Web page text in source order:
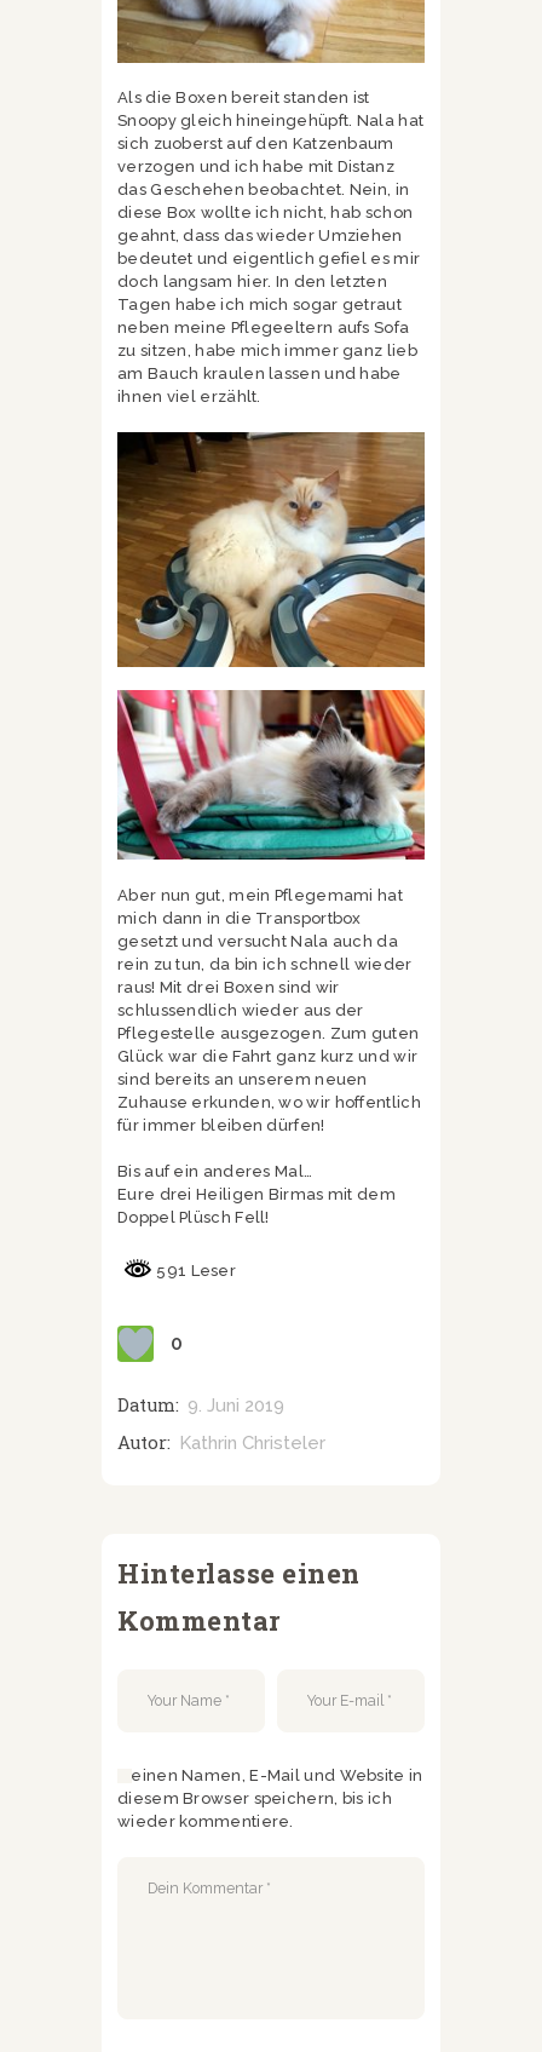
Als die Boxen bereit standen ist
Snoopy gleich hineingehüpft. Nala hat
sich zuoberst auf den Katzenbaum
verzogen und ich habe mit Distanz
das Geschehen beobachtet. Nein, in
diese Box wollte ich nicht, hab schon
geahnt, dass das wieder Umziehen
bedeutet und eigentlich gefiel es mir
doch langsam hier. In den letzten
Tagen habe ich mich sogar getraut
neben meine Pflegeeltern aufs Sofa
zu sitzen, habe mich immer ganz lieb
am Bauch kraulen lassen und habe
ihnen viel erzählt.
Aber nun gut, mein Pflegemami hat
mich dann in die Transportbox
gesetzt und versucht Nala auch da
rein zu tun, da bin ich schnell wieder
raus! Mit drei Boxen sind wir
schlussendlich wieder aus der
Pflegestelle ausgezogen. Zum guten
Glück war die Fahrt ganz kurz und wir
sind bereits an unserem neuen
Zuhause erkunden, wo wir hoffentlich
für immer bleiben dürfen!
Bis auf ein anderes Mal…
Eure drei Heiligen Birmas mit dem
Doppel Plüsch Fell!
591 Leser
0
Datum: 9. Juni 2019
Autor: Kathrin Christeler
Hinterlasse einen
Kommentar
Meinen Namen, E-Mail und Website in
diesem Browser speichern, bis ich
wieder kommentiere.